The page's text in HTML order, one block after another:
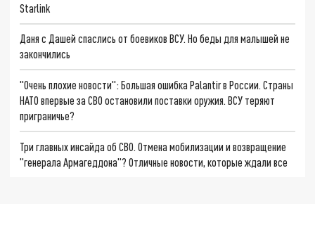
Starlink
Даня с Дашей спаслись от боевиков ВСУ. Но беды для малышей не
закончились
"Очень плохие новости": Большая ошибка Palantir в России. Страны
НАТО впервые за СВО остановили поставки оружия. ВСУ теряют
приграничье?
Три главных инсайда об СВО. Отмена мобилизации и возвращение
"генерала Армагеддона"? Отличные новости, которые ждали все